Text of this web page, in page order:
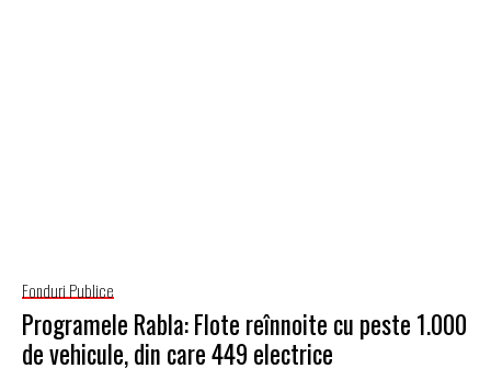
Fonduri Publice
Programele Rabla: Flote reînnoite cu peste 1.000
de vehicule, din care 449 electrice